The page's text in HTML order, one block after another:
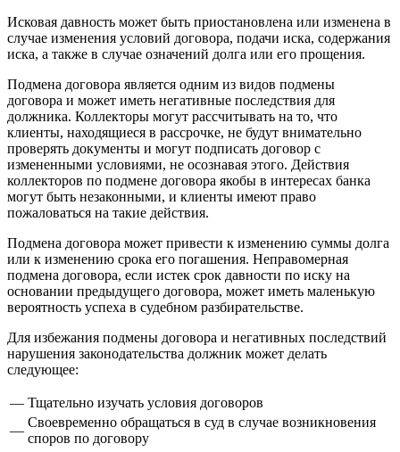
Исковая давность может быть приостановлена или изменена в
случае изменения условий договора, подачи иска, содержания
иска, а также в случае означений долга или его прощения.
Подмена договора является одним из видов подмены
договора и может иметь негативные последствия для
должника. Коллекторы могут рассчитывать на то, что
клиенты, находящиеся в рассрочке, не будут внимательно
проверять документы и могут подписать договор с
измененными условиями, не осознавая этого. Действия
коллекторов по подмене договора якобы в интересах банка
могут быть незаконными, и клиенты имеют право
пожаловаться на такие действия.
Подмена договора может привести к изменению суммы долга
или к изменению срока его погашения. Неправомерная
подмена договора, если истек срок давности по иску на
основании предыдущего договора, может иметь маленькую
вероятность успеха в судебном разбирательстве.
Для избежания подмены договора и негативных последствий
нарушения законодательства должник может делать
следующее:
— Тщательно изучать условия договоров
—
Своевременно обращаться в суд в случае возникновения
споров по договору